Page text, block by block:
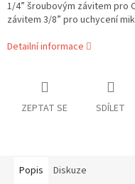
1/4” šroubovým závitem pro
závitem 3/8” pro uchycení
Detailní informace
ZEPTAT SE SDÍLET
Popis Diskuze